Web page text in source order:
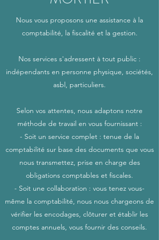
Nous vous proposons une assistance à la
comptabilité, la fiscalité et la gestion.
Nos services s'adressent à tout public :
indépendants en personne physique, sociétés,
asbl, particuliers.
Selon vos attentes, nous adaptons notre
méthode de travail en vous fournissant :
- Soit un service complet : tenue de la
comptabilité sur base des documents que vous
nous transmettez, prise en charge des
obligations comptables et fiscales.
- Soit une collaboration : vous tenez vous-
même la comptabilité, nous nous chargeons de
vérifier les encodages, clôturer et établir les
comptes annuels, vous fournir des conseils.